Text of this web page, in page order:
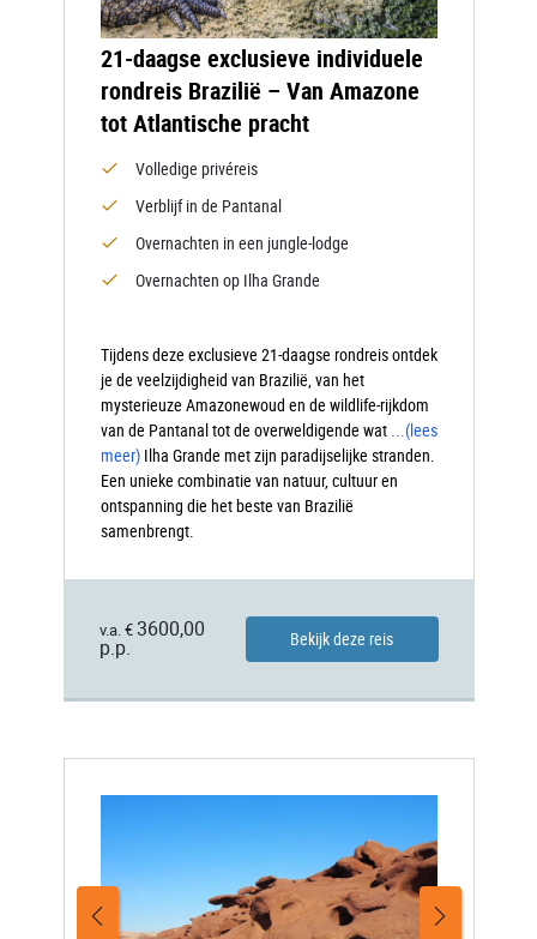
21-daagse exclusieve individuele
rondreis Brazilië – Van Amazone
tot Atlantische pracht
Volledige privéreis
Verblijf in de Pantanal
Overnachten in een jungle-lodge
Overnachten op Ilha Grande
Tijdens deze exclusieve 21-daagse rondreis ontdek
je de veelzijdigheid van Brazilië, van het
mysterieuze Amazonewoud en de wildlife-rijkdom
van de Pantanal tot de overweldigende wat ...(lees
meer) Ilha Grande met zijn paradijselijke stranden.
Een unieke combinatie van natuur, cultuur en
ontspanning die het beste van Brazilië
samenbrengt.
v.a. € 3600,00
p.p.
Bekijk deze reis